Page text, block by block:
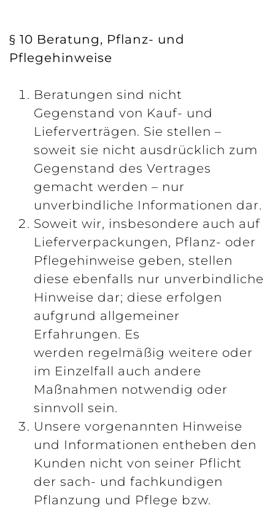
§ 10 Beratung, Pflanz- und
Pflegehinweise
Beratungen sind nicht
Gegenstand von Kauf- und
Lieferverträgen. Sie stellen –
soweit sie nicht ausdrücklich zum
Gegenstand des Vertrages
gemacht werden – nur
unverbindliche Informationen dar.
Soweit wir, insbesondere auch auf
Lieferverpackungen, Pflanz- oder
Pflegehinweise geben, stellen
diese ebenfalls nur unverbindliche
Hinweise dar; diese erfolgen
aufgrund allgemeiner
Erfahrungen. Es
werden regelmäßig weitere oder
im Einzelfall auch andere
Maßnahmen notwendig oder
sinnvoll sein.
Unsere vorgenannten Hinweise
und Informationen entheben den
Kunden nicht von seiner Pflicht
der sach- und fachkundigen
Pflanzung und Pflege bzw.